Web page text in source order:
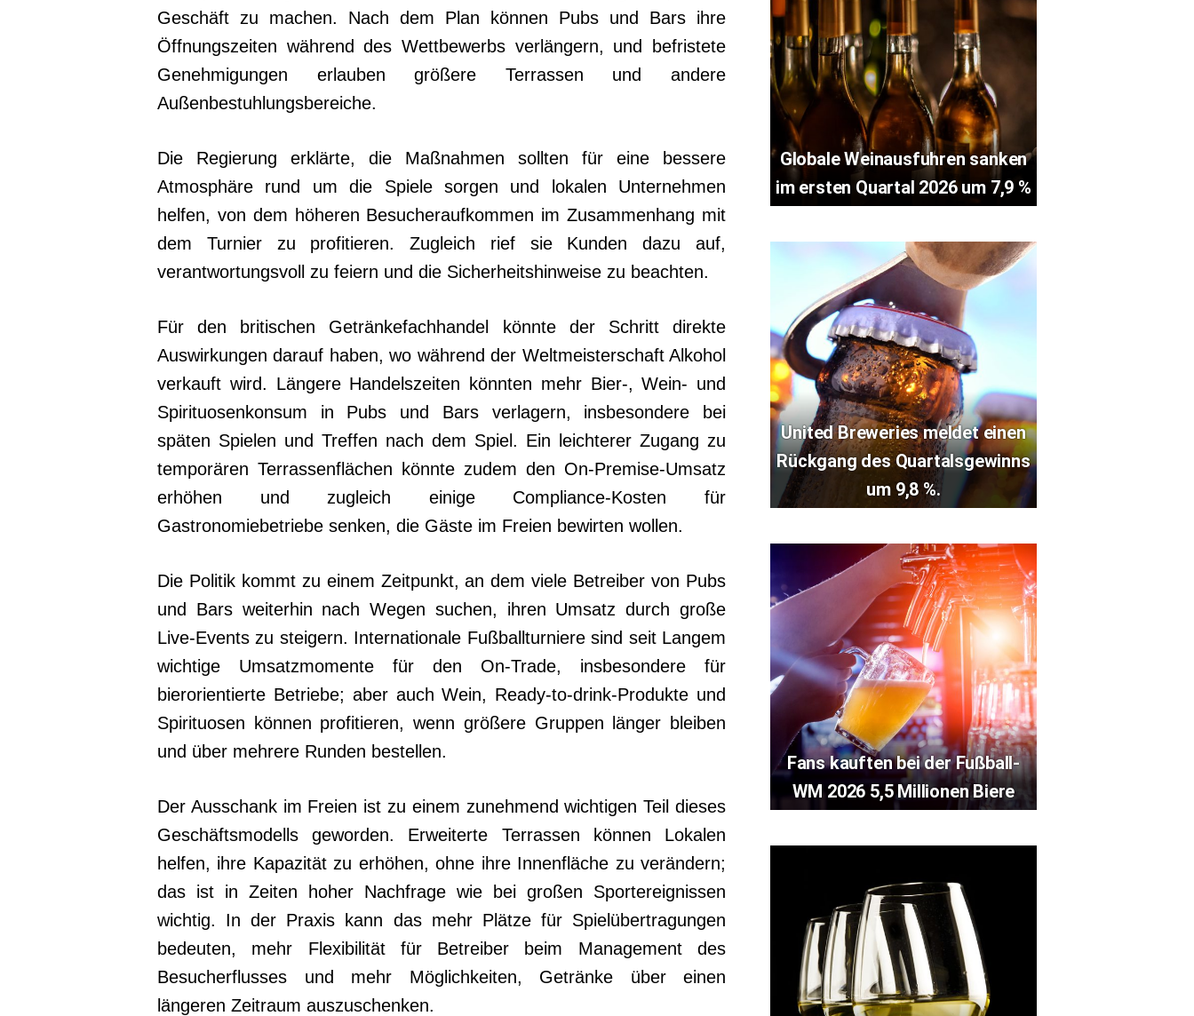
Geschäft zu machen. Nach dem Plan können Pubs und Bars ihre
Öffnungszeiten während des Wettbewerbs verlängern, und befristete
Genehmigungen erlauben größere Terrassen und andere
Außenbestuhlungsbereiche.
Die Regierung erklärte, die Maßnahmen sollten für eine bessere
Atmosphäre rund um die Spiele sorgen und lokalen Unternehmen
helfen, von dem höheren Besucheraufkommen im Zusammenhang mit
dem Turnier zu profitieren. Zugleich rief sie Kunden dazu auf,
verantwortungsvoll zu feiern und die Sicherheitshinweise zu beachten.
Für den britischen Getränkefachhandel könnte der Schritt direkte
Auswirkungen darauf haben, wo während der Weltmeisterschaft Alkohol
verkauft wird. Längere Handelszeiten könnten mehr Bier-, Wein- und
Spirituosenkonsum in Pubs und Bars verlagern, insbesondere bei
späten Spielen und Treffen nach dem Spiel. Ein leichterer Zugang zu
temporären Terrassenflächen könnte zudem den On-Premise-Umsatz
erhöhen und zugleich einige Compliance-Kosten für
Gastronomiebetriebe senken, die Gäste im Freien bewirten wollen.
Die Politik kommt zu einem Zeitpunkt, an dem viele Betreiber von Pubs
und Bars weiterhin nach Wegen suchen, ihren Umsatz durch große
Live-Events zu steigern. Internationale Fußballturniere sind seit Langem
wichtige Umsatzmomente für den On-Trade, insbesondere für
bierorientierte Betriebe; aber auch Wein, Ready-to-drink-Produkte und
Spirituosen können profitieren, wenn größere Gruppen länger bleiben
und über mehrere Runden bestellen.
Der Ausschank im Freien ist zu einem zunehmend wichtigen Teil dieses
Geschäftsmodells geworden. Erweiterte Terrassen können Lokalen
helfen, ihre Kapazität zu erhöhen, ohne ihre Innenfläche zu verändern;
das ist in Zeiten hoher Nachfrage wie bei großen Sportereignissen
wichtig. In der Praxis kann das mehr Plätze für Spielübertragungen
bedeuten, mehr Flexibilität für Betreiber beim Management des
Besucherflusses und mehr Möglichkeiten, Getränke über einen
längeren Zeitraum auszuschenken.
Globale Weinausfuhren sanken
im ersten Quartal 2026 um 7,9 %
United Breweries meldet einen
Rückgang des Quartalsgewinns
um 9,8 %.
Fans kauften bei der Fußball-
WM 2026 5,5 Millionen Biere